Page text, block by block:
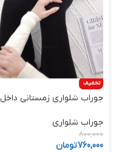
تخفیف
جوراب شلواری زمستانی داخل
جوراب شلواری
800,000
760,000تومان